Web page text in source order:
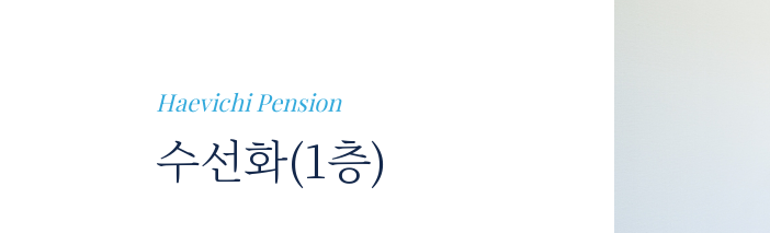
Haevichi Pension
수선화(1층)